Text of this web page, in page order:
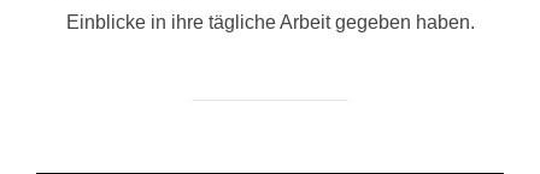
Einblicke in ihre tägliche Arbeit gegeben haben.